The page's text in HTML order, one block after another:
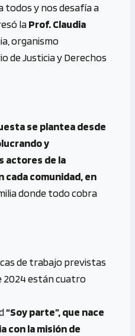
todos y nos desafía a
laProf. Claudia
organismo
de Justicia y Derechos
se plantea desde
y
actores de la
cada comunidad, en
donde todo cobra
de trabajo previstas
2024 están cuatro
“Soy parte”, que nace
con la misión de